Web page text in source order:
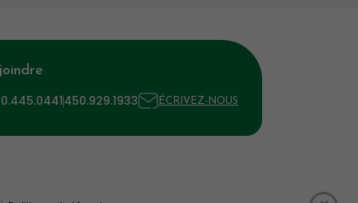
450.929.1933 ÉCRIVEZ-NOUS